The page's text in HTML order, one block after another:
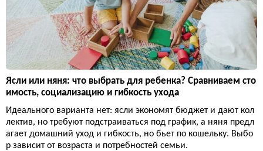
Ясли или няня: что выбрать для ребенка? Сравниваем сто
имость, социализацию и гибкость ухода
Идеального варианта нет: ясли экономят бюджет и дают кол
лектив, но требуют подстраиваться под график, а няня предл
агает домашний уход и гибкость, но бьет по кошельку. Выбо
р зависит от возраста и потребностей семьи.